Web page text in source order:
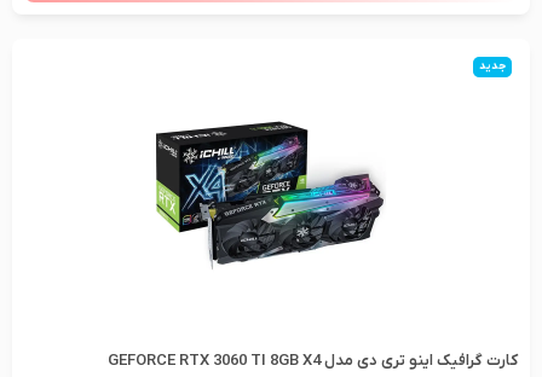
جدید
کارت گرافیک اینو تری دی مدل GEFORCE RTX 3060 TI 8GB X4